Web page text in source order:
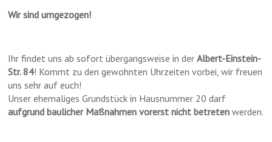
Wir sind umgezogen!
Ihr findet uns ab sofort übergangsweise in derAlbert-Einstein-
Str. 84! Kommt zu den gewohnten Uhrzeiten vorbei, wir freuen
uns sehr auf euch!
Unser ehemaliges Grundstück in Hausnummer 20 darf
aufgrund baulicher Maßnahmen vorerst nicht betreten werden.